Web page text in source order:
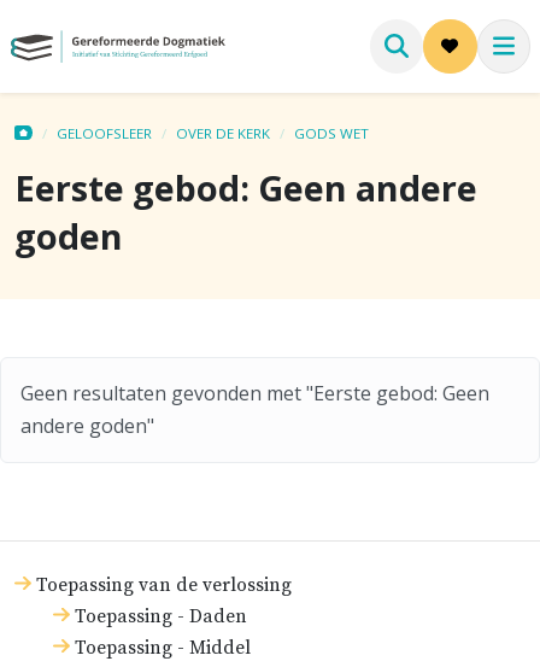
GELOOFSLEER OVER DE KERK GODS WET
Eerste gebod: Geen andere
goden
Toepassing van de verlossing
Toepassing - Daden
Toepassing - Middel
Geen resultaten gevonden met "Eerste gebod: Geen
andere goden"